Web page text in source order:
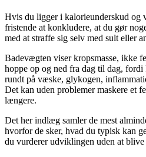
Hvis du ligger i kalorieunderskud og
fristende at konkludere, at du gør
med at straffe sig selv med sult eller
Badevægten viser kropsmasse, ikke
hoppe op og ned fra dag til dag,
rundt på væske, glykogen,
Det kan uden problemer maskere et
længere.
Det her indlæg samler de mest
hvorfor de sker, hvad du typisk kan
du vurderer udviklingen uden at